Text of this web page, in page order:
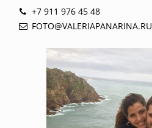
+7 911 976 45 48
FOTO@VALERIAPANARINA.RU